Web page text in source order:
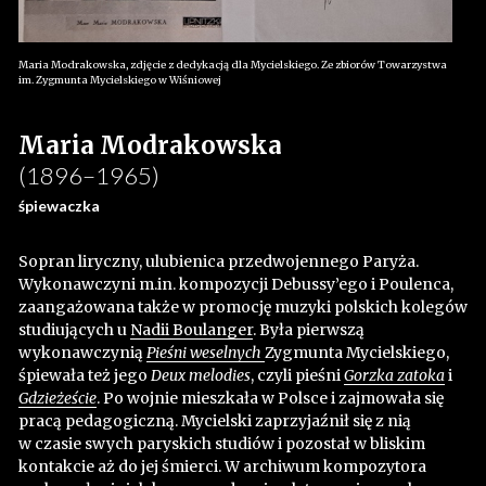
Maria Modrakowska, zdjęcie z dedykacją dla Mycielskiego. Ze zbiorów Towarzystwa
im. Zygmunta Mycielskiego w Wiśniowej
Maria Modrakowska
(1896–1965)
śpiewaczka
Sopran liryczny, ulubienica przedwojennego Paryża.
Wykonawczyni m.in. kompozycji Debussy’ego i Poulenca,
zaangażowana także w promocję muzyki polskich kolegów
studiujących u Nadii Boulanger. Była pierwszą
wykonawczyniąPieśni weselnych Zygmunta Mycielskiego,
śpiewała też jego Deux melodies, czyli pieśniGorzka zatokai
Gdzieżeście. Po wojnie mieszkała w Polsce i zajmowała się
pracą pedagogiczną. Mycielski zaprzyjaźnił się z nią
w czasie swych paryskich studiów i pozostał w bliskim
kontakcie aż do jej śmierci. W archiwum kompozytora